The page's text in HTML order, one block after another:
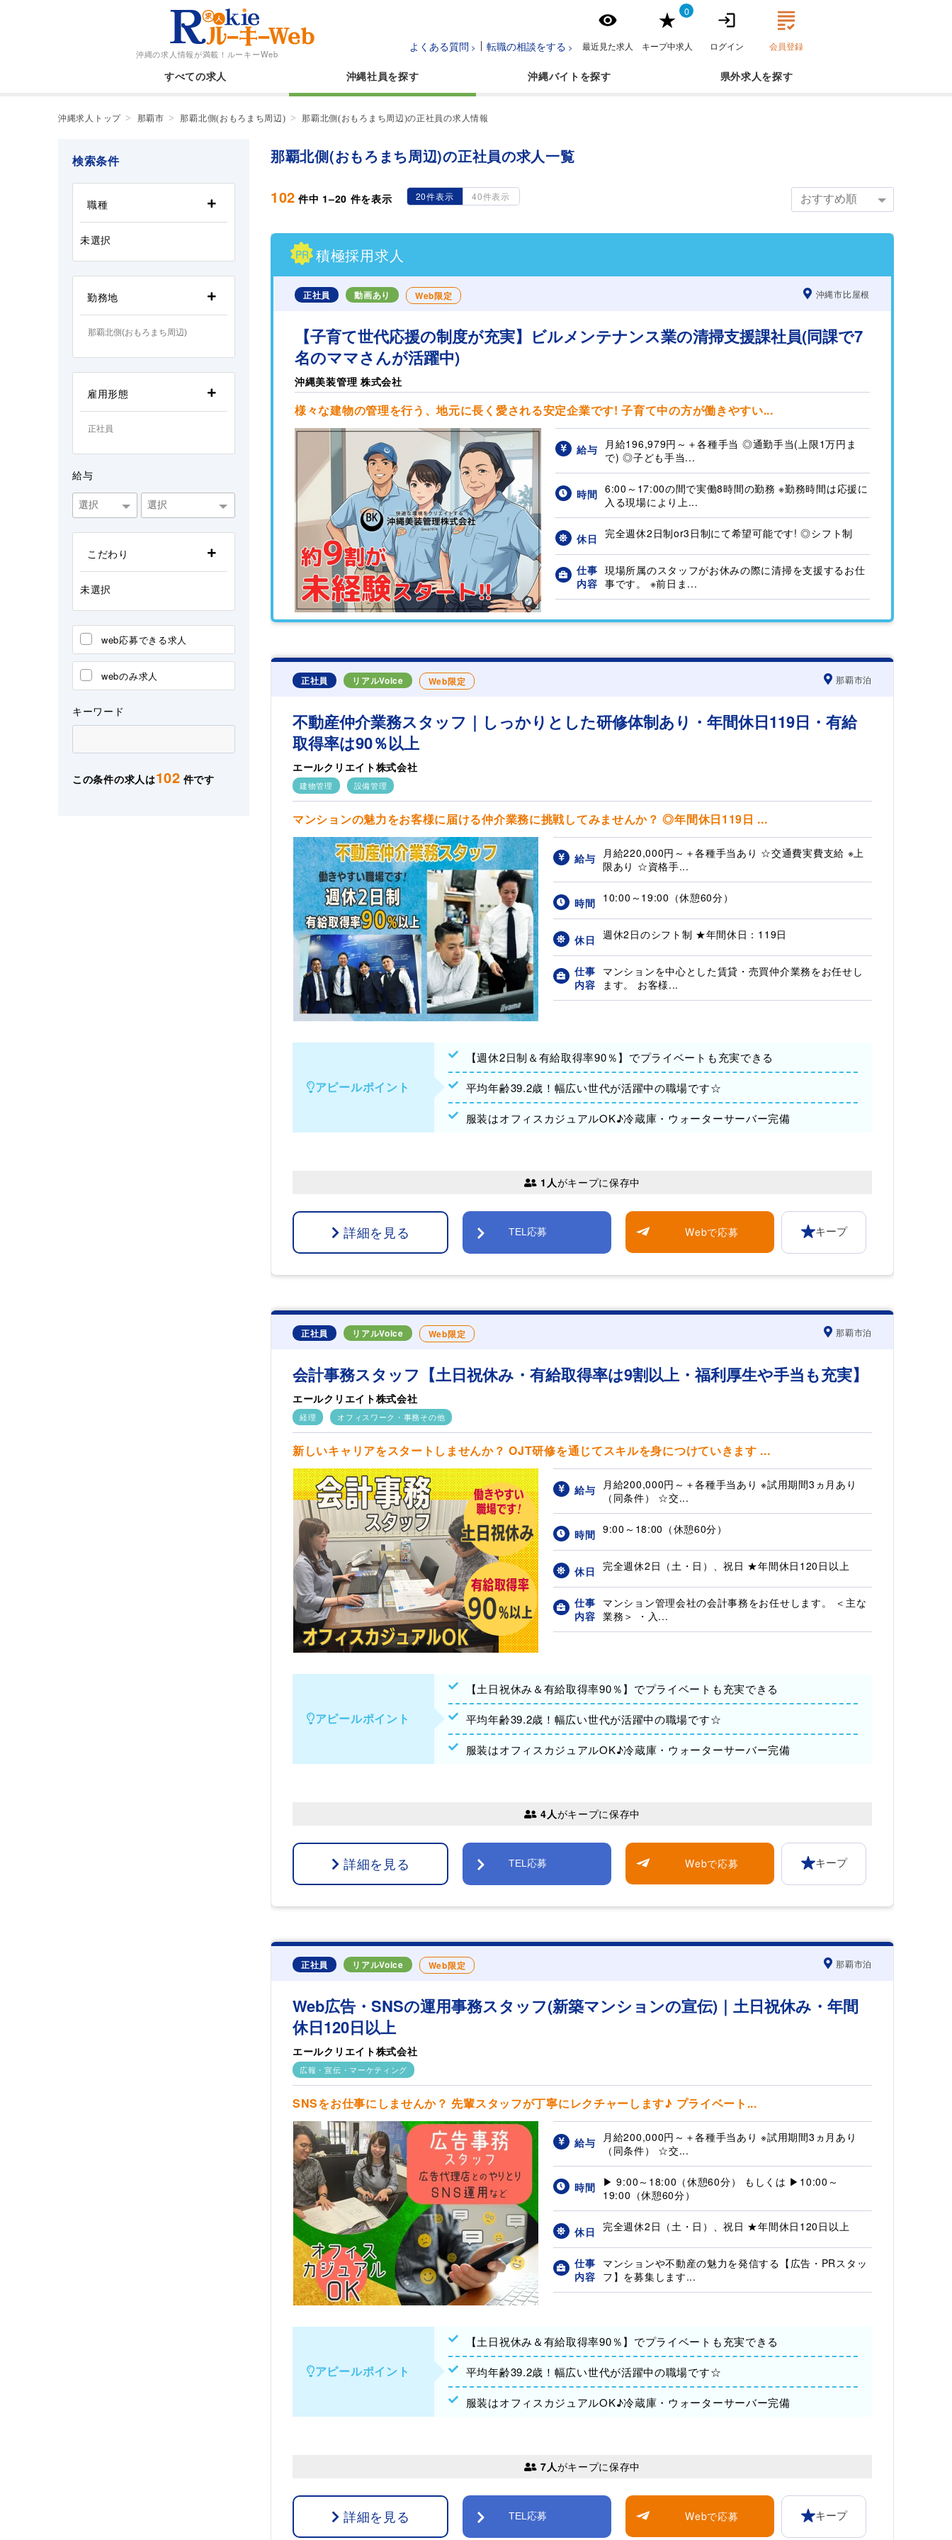
沖縄の求人情報が満載！ ルーキーWeb
よくある質問 転職の相談をする 最近見た求人
0
キープ中求人 ログイン 会員登録
すべての求人 沖縄社員 沖縄バイト 県外求人
沖縄求人トップ 那覇市 那覇北側(おもろまち周辺) 那覇北側(おもろまち周辺)の正社員の求人情報
検索条件
職種
未選択
勤務地
那覇北側(おもろまち周辺)
雇用形態
正社員
給与
こだわり
未選択
web応募できる求人
webのみ求人
キーワード
この条件の求人は102 件です
那覇北側(おもろまち周辺)の正社員の求人一覧
102 件中 1–20 件を表示 20件表示 40件表示
PR 積極採用求人
正社員 動画あり Web限定 沖縄市比屋根
【子育て世代応援の制度が充実】ビルメンテナンス業の清掃支援課社員(同課で7
名のママさんが活躍中)
沖縄美装管理 株式会社
様々な建物の管理を行う、地元に長く愛される安定企業です! 子育て中の方が働きやすい...
給与
月給196,979円～＋各種手当 ◎通勤手当(上限1万円ま
で) ◎子ども手当...
時間 6:00～17:00の間で実働8時間の勤務 ※勤務時間は応援に
入る現場により上...
休日 完全週休2日制or3日制にて希望可能です! ◎シフト制
仕事
内容
現場所属のスタッフがお休みの際に清掃を支援するお仕
事です。 ※前日ま...
正社員 リアルVoice Web限定 那覇市泊
不動産仲介業務スタッフ｜しっかりとした研修体制あり・年間休日119日・有給
取得率は90％以上
エールクリエイト株式会社
建物管理 設備管理
マンションの魅力をお客様に届ける仲介業務に挑戦してみませんか？ ◎年間休日119日 ...
給与
月給220,000円～＋各種手当あり ☆交通費実費支給 ※上
限あり ☆資格手...
時間 10:00～19:00（休憩60分）
休日 週休2日のシフト制 ★年間休日：119日
仕事
内容
マンションを中心とした賃貸・売買仲介業務をお任せし
ます。 お客様...
アピールポイント
【週休2日制＆有給取得率90％】でプライベートも充実できる
平均年齢39.2歳！幅広い世代が活躍中の職場です☆
服装はオフィスカジュアルOK♪冷蔵庫・ウォーターサーバー完備
1人がキープに保存中
詳細を見る TEL応募 Webで応募 キープ
正社員 リアルVoice Web限定 那覇市泊
会計事務スタッフ【土日祝休み・有給取得率は9割以上・福利厚生や手当も充実】
エールクリエイト株式会社
経理 オフィスワーク・事務その他
新しいキャリアをスタートしませんか？ OJT研修を通じてスキルを身につけていきます ...
給与
月給200,000円～＋各種手当あり ※試用期間3ヵ月あり
（同条件） ☆交...
時間 9:00～18:00（休憩60分）
休日 完全週休2日（土・日）、祝日 ★年間休日120日以上
仕事
内容
マンション管理会社の会計事務をお任せします。 ＜主な
業務＞ ・入...
アピールポイント
【土日祝休み＆有給取得率90％】でプライベートも充実できる
平均年齢39.2歳！幅広い世代が活躍中の職場です☆
服装はオフィスカジュアルOK♪冷蔵庫・ウォーターサーバー完備
4人がキープに保存中
詳細を見る TEL応募 Webで応募 キープ
正社員 リアルVoice Web限定 那覇市泊
Web広告・SNSの運用事務スタッフ(新築マンションの宣伝)｜土日祝休み・年間
休日120日以上
エールクリエイト株式会社
広報・宣伝・マーケティング
SNSをお仕事にしませんか？ 先輩スタッフが丁寧にレクチャーします♪ プライベート...
給与
月給200,000円～＋各種手当あり ※試用期間3ヵ月あり
（同条件） ☆交...
時間
▶ 9:00～18:00（休憩60分） もしくは ▶10:00～
19:00（休憩60分）
休日 完全週休2日（土・日）、祝日 ★年間休日120日以上
仕事
内容
マンションや不動産の魅力を発信する【広告・PRスタッ
フ】を募集します...
アピールポイント
【土日祝休み＆有給取得率90％】でプライベートも充実できる
平均年齢39.2歳！幅広い世代が活躍中の職場です☆
服装はオフィスカジュアルOK♪冷蔵庫・ウォーターサーバー完備
7人がキープに保存中
詳細を見る TEL応募 Webで応募 キープ